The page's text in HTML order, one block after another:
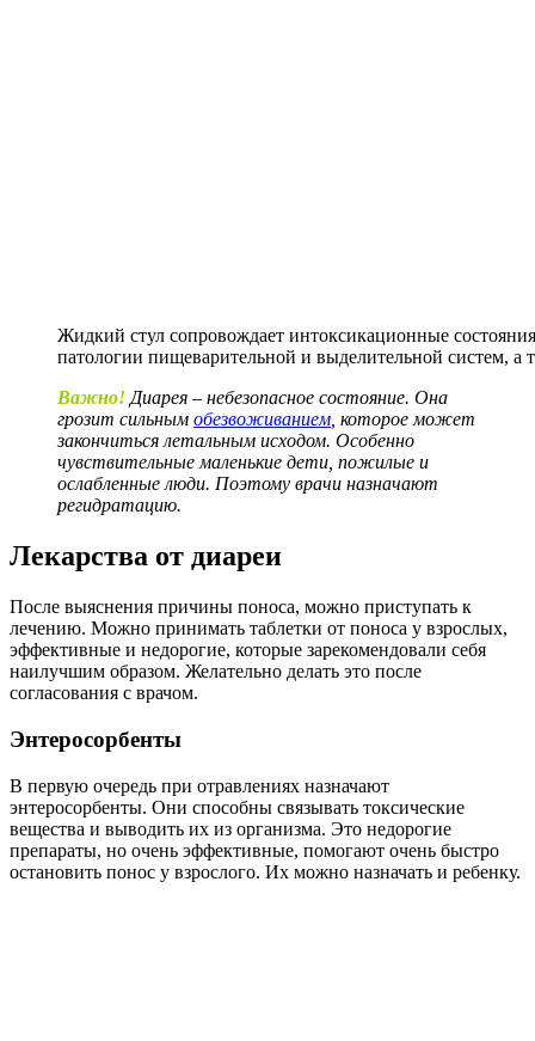
Жидкий стул сопровождает интоксикационные
патологии пищеварительной и выделительной систем, а
Важно!Диарея – небезопасное состояние. Она
грозит сильным обезвоживанием, которое может
закончиться летальным исходом. Особенно
чувствительные маленькие дети, пожилые и
ослабленные люди. Поэтому врачи назначают
регидратацию.
Лекарства от диареи
После выяснения причины поноса, можно приступать к
лечению. Можно принимать таблетки от поноса у взрослых,
эффективные и недорогие, которые зарекомендовали себя
наилучшим образом. Желательно делать это после
согласования с врачом.
Энтеросорбенты
В первую очередь при отравлениях назначают
энтеросорбенты. Они способны связывать токсические
вещества и выводить их из организма. Это недорогие
препараты, но очень эффективные, помогают очень быстро
остановить понос у взрослого. Их можно назначать и ребенку.